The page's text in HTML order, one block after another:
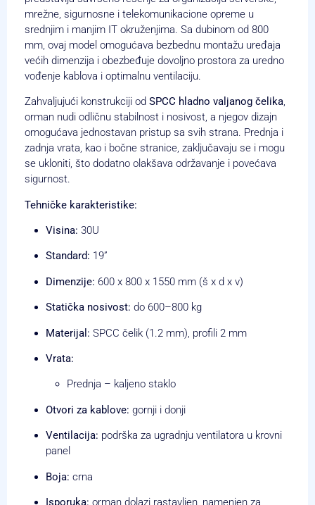
mrežne, sigurnosne i telekomunikacione opreme u
srednjim i manjim IT okruženjima. Sa dubinom od 800
mm, ovaj model omogućava bezbednu montažu uređaja
većih dimenzija i obezbeđuje dovoljno prostora za uredno
vođenje kablova i optimalnu ventilaciju.
Zahvaljujući konstrukciji od SPCC hladno valjanog čelika,
orman nudi odličnu stabilnost i nosivost, a njegov dizajn
omogućava jednostavan pristup sa svih strana. Prednja i
zadnja vrata, kao i bočne stranice, zaključavaju se i mogu
se ukloniti, što dodatno olakšava održavanje i povećava
sigurnost.
Tehničke karakteristike:
Visina: 30U
Standard: 19”
Dimenzije: 600 x 800 x 1550 mm (š x d x v)
Statička nosivost: do 600–800 kg
Materijal: SPCC čelik (1.2 mm), profili 2 mm
Vrata:
Prednja – kaljeno staklo
Otvori za kablove: gornji i donji
Ventilacija: podrška za ugradnju ventilatora u krovni
panel
Boja: crna
Isporuka: orman dolazi rastavljen, namenjen za